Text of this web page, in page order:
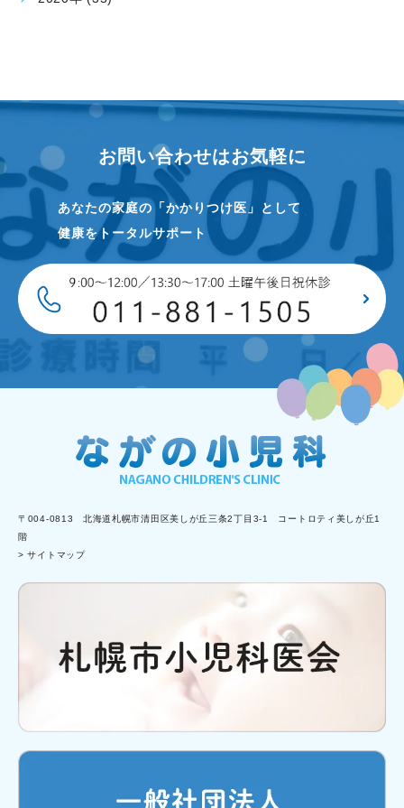
お問い合わせはお気軽に
あなたの家庭の「かかりつけ医」として
健康をトータルサポート
〒004-0813 北海道札幌市清田区美しが丘三条2丁目3-1 コートロティ美しが丘1
階
> サイトマップ